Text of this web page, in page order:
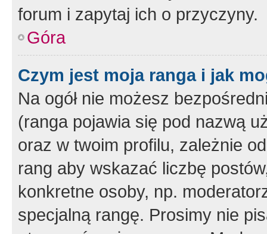
forum i zapytaj ich o przyczyny.
Góra
Czym jest moja ranga i jak
Na ogół nie możesz
(ranga pojawia się pod nazwą
oraz w twoim profilu, zależnie
rang aby wskazać liczbę
konkretne osoby, np.
specjalną rangę. Prosimy nie